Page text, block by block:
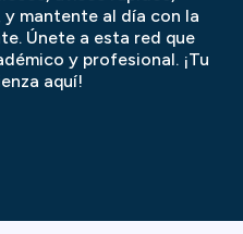
mantente al día con la
Únete a esta red que
y profesional. ¡Tu
aquí!